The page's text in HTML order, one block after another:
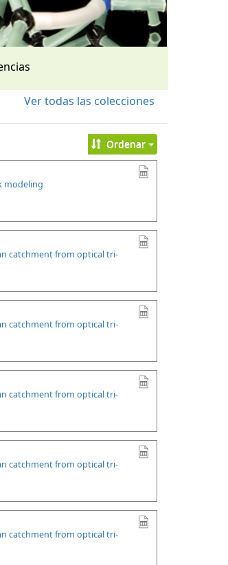
Ver todas las colecciones
Ordenar
modeling
catchment from optical tri-
catchment from optical tri-
catchment from optical tri-
catchment from optical tri-
catchment from optical tri-